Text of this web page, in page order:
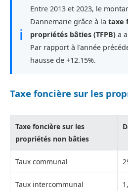
ℹ
Entre 2013 et 2023, le
Dannemarie grâce à la taxe
propriétés bâties (TFPB) a
Par rapport à l'année
hausse de +12.15%.
Taxe foncière sur les
Taxe foncière sur les
propriétés non bâties
Taux communal
Taux intercommunal